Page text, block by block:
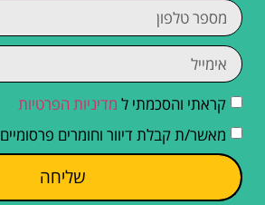
קראתי והסכמתי ל מדיניות הפרטיות
מאשר/ת קבלת דיוור וחומרים פרסומיים
שליחה